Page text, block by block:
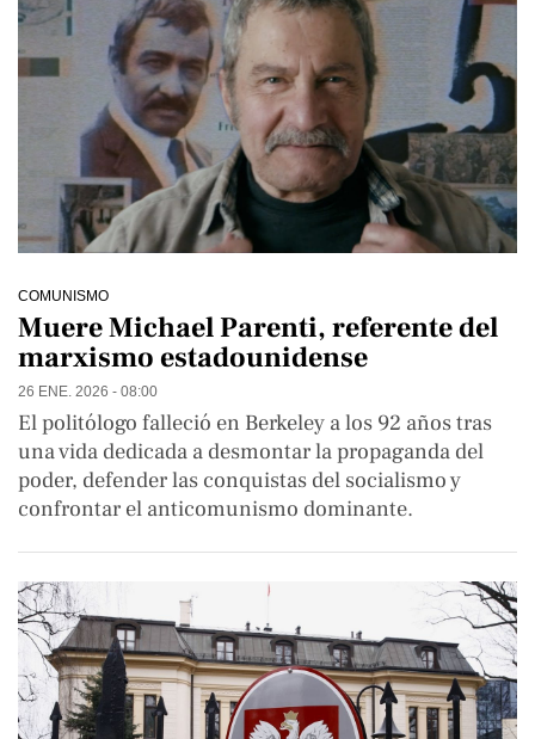
COMUNISMO
Muere Michael Parenti, referente del
marxismo estadounidense
26 ENE. 2026 - 08:00
El politólogo falleció en Berkeley a los 92 años tras
una vida dedicada a desmontar la propaganda del
poder, defender las conquistas del socialismo y
confrontar el anticomunismo dominante.